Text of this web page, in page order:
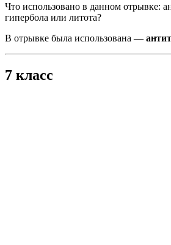
Что использовано в данном отрывке:
гипербола или литота?
В отрывке была использована —
7 класс